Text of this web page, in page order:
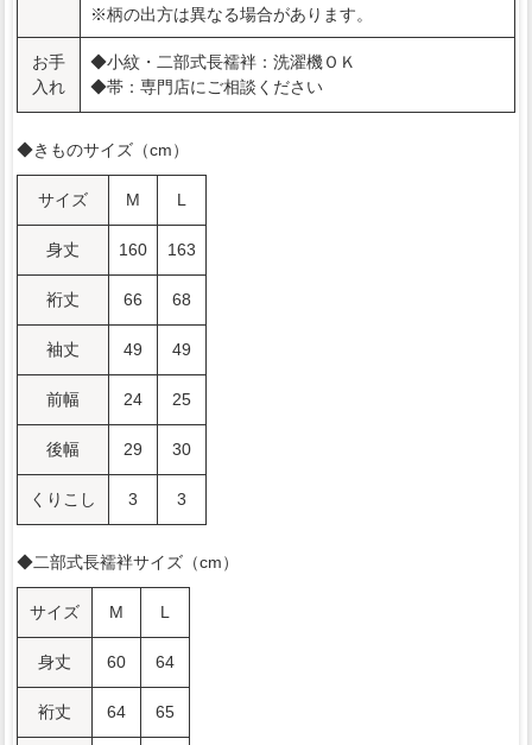
※柄の出方は異なる場合があります。
お手
入れ
◆小紋・二部式長襦袢：洗濯機ＯＫ
◆帯：専門店にご相談ください
◆きものサイズ（cm）
サイズ M L
身丈 160 163
裄丈 66 68
袖丈 49 49
前幅 24 25
後幅 29 30
くりこし 3 3
◆二部式長襦袢サイズ（cm）
サイズ M L
身丈 60 64
裄丈 64 65